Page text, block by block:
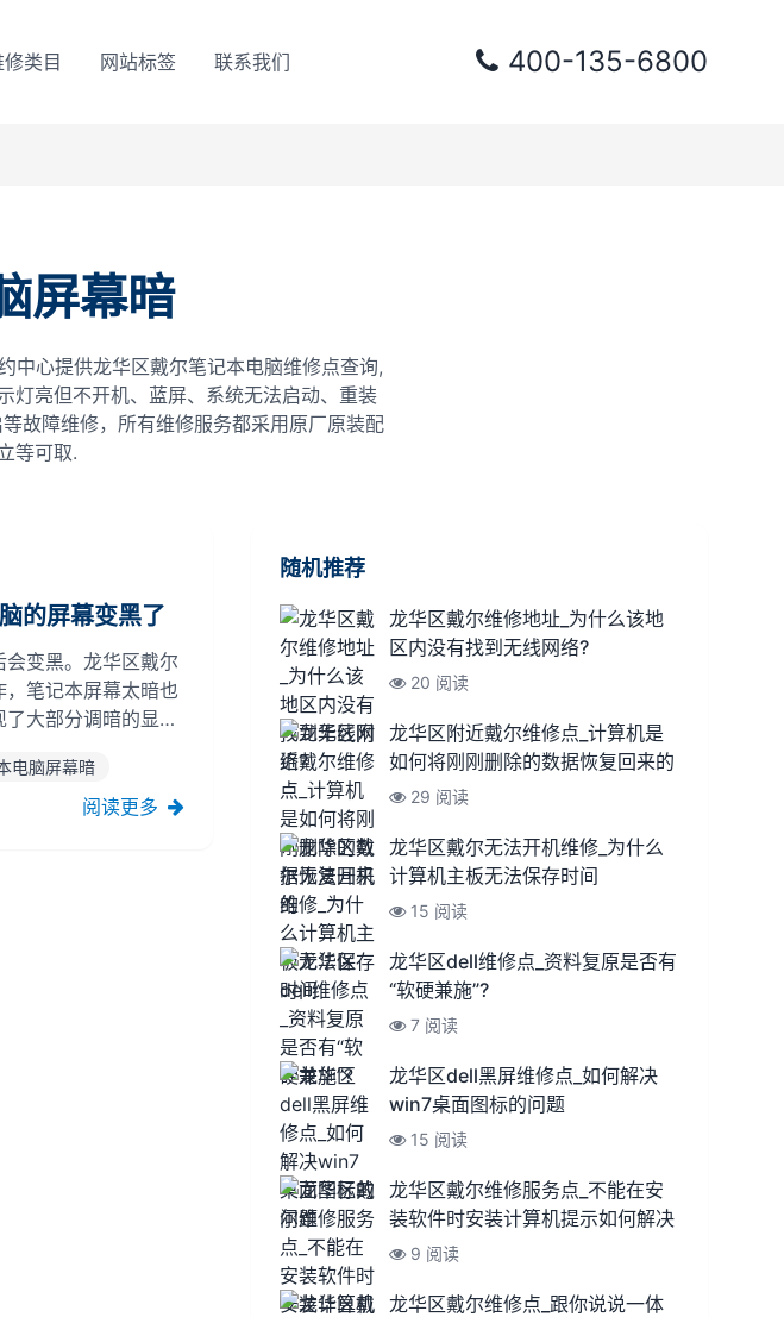
修类目 网站标签 联系我们 400-135-6800
屏幕暗
中心提供龙华区戴尔笔记本电脑维修点查询,
灯亮但不开机、蓝屏、系统无法启动、重装
故障维修，所有维修服务都采用原厂原装配
等可取.
的屏幕变黑了
变黑。龙华区戴尔
笔记本屏幕太暗也
大部分调暗的显示
出现问题，龙华区
电脑屏幕暗
阅读更多
随机推荐
龙华区戴尔维修地址_为什么该地
区内没有找到无线网络?
20 阅读
龙华区附近戴尔维修点_计算机是
如何将刚刚删除的数据恢复回来的
29 阅读
龙华区戴尔无法开机维修_为什么
计算机主板无法保存时间
15 阅读
龙华区dell维修点_资料复原是否有
“软硬兼施”?
7 阅读
龙华区dell黑屏维修点_如何解决
win7桌面图标的问题
15 阅读
龙华区戴尔维修服务点_不能在安
装软件时安装计算机提示如何解决
9 阅读
龙华区戴尔维修点_跟你说说一体